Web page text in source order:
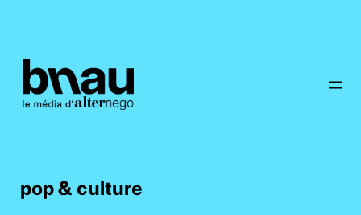
pop & culture